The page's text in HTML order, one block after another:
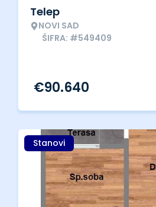
Telep
NOVI SAD
ŠIFRA: #549409
€90.640
Stanovi